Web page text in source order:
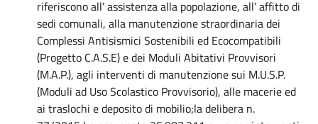
riferiscono all’ assistenza alla popolazione, all’ affitto di
sedi comunali, alla manutenzione straordinaria dei
Complessi Antisismici Sostenibili ed Ecocompatibili
(Progetto C.A.S.E) e dei Moduli Abitativi Provvisori
(M.A.P.), agli interventi di manutenzione sui M.U.S.P.
(Moduli ad Uso Scolastico Provvisorio), alle macerie ed
ai traslochi e deposito di mobilio;la delibera n.